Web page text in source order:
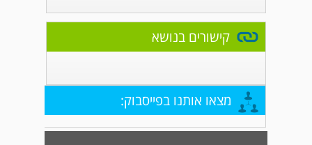
קישורים בנושא
מצאו אותנו בפייסבוק: